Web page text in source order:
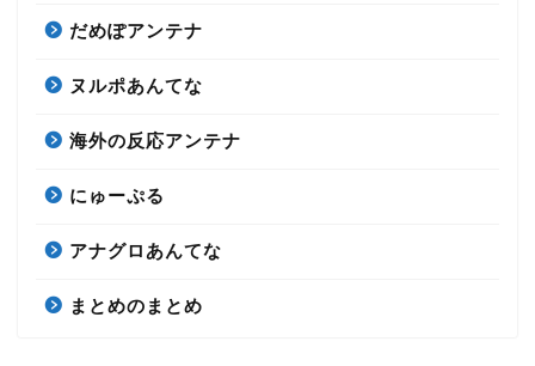
だめぽアンテナ
ヌルポあんてな
海外の反応アンテナ
にゅーぷる
アナグロあんてな
まとめのまとめ